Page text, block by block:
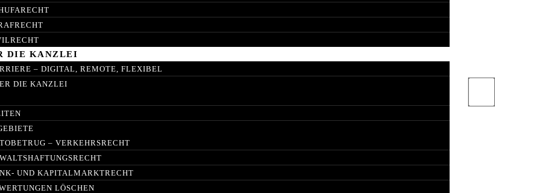
DIE KANZLEI
– DIGITAL, REMOTE, FLEXIBEL
DIE KANZLEI
– VERKEHRSRECHT
UND KAPITALMARKTRECHT
LÖSCHEN